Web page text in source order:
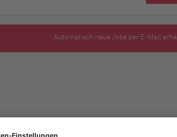
Automatisch neue Jobs per E-Mail